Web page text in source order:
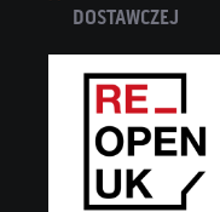
DOSTAWCZEJ